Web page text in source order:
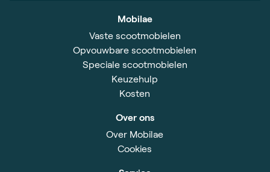
Mobilae
Vaste scootmobielen
Opvouwbare scootmobielen
Speciale scootmobielen
Keuzehulp
Kosten
Over ons
Over Mobilae
Cookies